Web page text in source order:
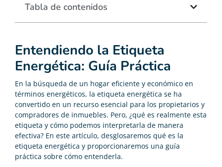
Entendiendo la Etiqueta
Energética: Guía Práctica
En la búsqueda de un hogar eficiente y económico en
términos energéticos, la etiqueta energética se ha
convertido en un recurso esencial para los propietarios y
compradores de inmuebles. Pero, ¿qué es realmente esta
etiqueta y cómo podemos interpretarla de manera
efectiva? En este artículo, desglosaremos qué es la
etiqueta energética y proporcionaremos una guía
práctica sobre cómo entenderla.
Tabla de contenidos